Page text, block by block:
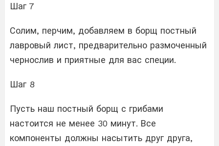
Шаг 7
Солим, перчим, добавляем в борщ постный
лавровый лист, предварительно размоченный
чернослив и приятные для вас специи.
Шаг 8
Пусть наш постный борщ с грибами
настоится не менее 30 минут. Все
компоненты должны насытить друг друга,